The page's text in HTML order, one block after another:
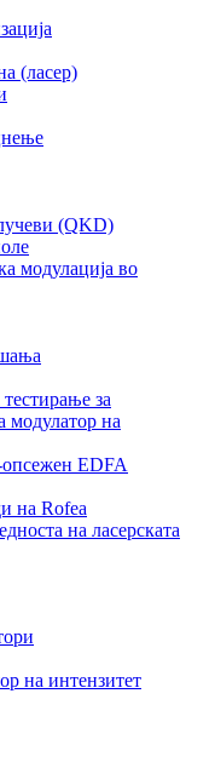
(ласер)
(QKD)
модулација во
за
модулатор на
EDFA
на Rofea
на ласерската
на интензитет